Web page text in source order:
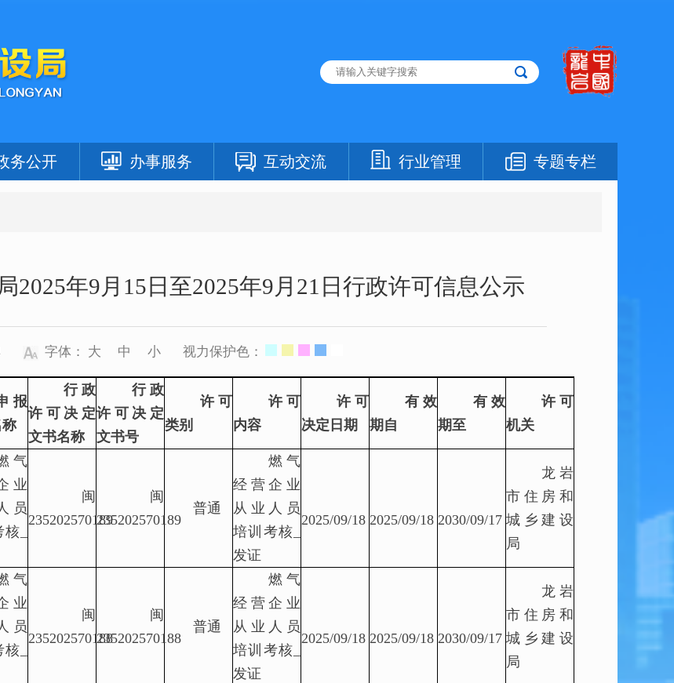
务公开 办事服务 互动交流 行业管理 专题专栏
2025年9月15日至2025年9月21日行政许可信息公示
字体： 大 中 小 视力保护色：
报
行政
许可决定
文书名称
行政
许可决定
文书号
许可
类别
许可
内容
许可
决定日期
有效
期自
有效
期至
许可
机关
业
员
_
闽
235202570189
闽
235202570189
普通
燃气
经营企业
从业人员
培训考核_
发证
2025/09/18 2025/09/18 2030/09/17
龙岩
市住房和
城乡建设
局
业
员
_
闽
235202570188
闽
235202570188
普通
燃气
经营企业
从业人员
培训考核_
发证
2025/09/18 2025/09/18 2030/09/17
龙岩
市住房和
城乡建设
局